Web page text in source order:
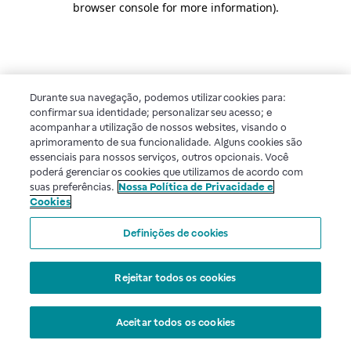
browser console for more information).
Durante sua navegação, podemos utilizar cookies para:
confirmar sua identidade; personalizar seu acesso; e
acompanhar a utilização de nossos websites, visando o
aprimoramento de sua funcionalidade. Alguns cookies são
essenciais para nossos serviços, outros opcionais. Você
poderá gerenciar os cookies que utilizamos de acordo com
suas preferências. Nossa Política de Privacidade e
Cookies
Definições de cookies
Rejeitar todos os cookies
Aceitar todos os cookies